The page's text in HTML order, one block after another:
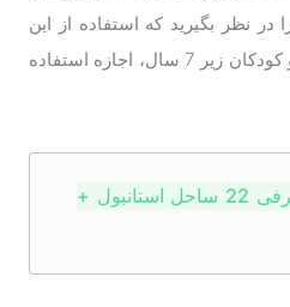
در نظر بگیرید که استفاده از این
بخش محدودیت سنی داشته و کودکان زیر 7 سال، اجازه استفاده
معرفی 22 ساحل استانبول +